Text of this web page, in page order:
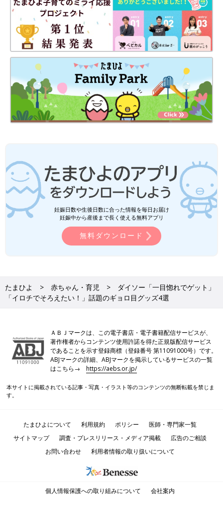
妊娠日数や生後日数に合った情報を毎日お届け
妊娠中から産後まで長く使える無料アプリ
無料ダウンロード
たまひよ 赤ちゃん・育児
ダイソー「一目惚れでゲット」
「イロチでそろえたい！」話題のギョロ目グッズ4選
ＡＢＪマークは、この電子書店・電子書籍配信サービスが、
著作権者からコンテンツ使用許諾を得た正規版配信サービス
であることを示す登録商標（登録番号 第11091000号）です。
ABJマークの詳細、ABJマークを掲示しているサービスの一覧
はこちら→https://aebs.or.jp/
本サイトに掲載されている記事・写真・イラスト等のコンテンツの無断転載を禁じま
す。
たまひよについて 利用規約 ポリシー
医師・専門家一覧
サイトマップ
調査・プレスリリース・メディア掲載
広告のご相談
お問い合わせ
利用者情報の取り扱いについて
個人情報保護への取り組みについて 会社案内